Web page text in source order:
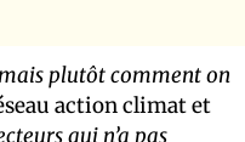
plutôt comment on
action climat et
qui n’a pas